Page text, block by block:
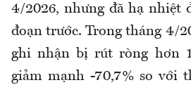
4/2026, nhưng đã hạ nhiệt
đoạn trước. Trong tháng 4/
ghi nhận bị rút ròng hơn
giảm mạnh -70,7% so với